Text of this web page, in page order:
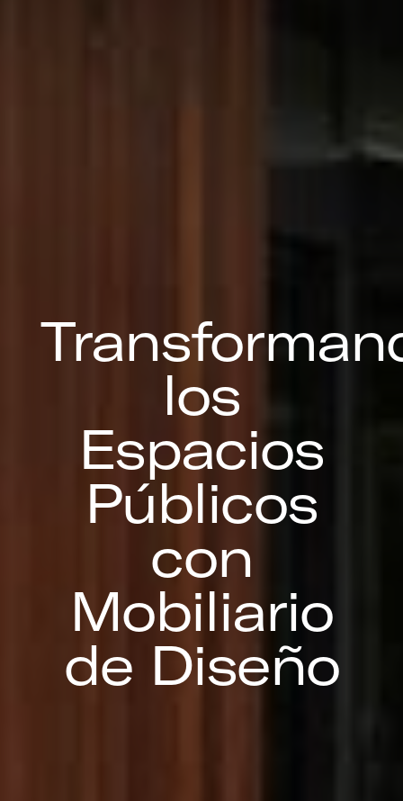
los
Espacios
Públicos
con
Mobiliario
de Diseño